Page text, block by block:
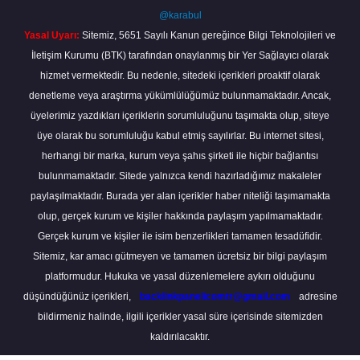
@karabul
Yasal Uyarı: Sitemiz, 5651 Sayılı Kanun gereğince Bilgi Teknolojileri ve
İletişim Kurumu (BTK) tarafından onaylanmış bir Yer Sağlayıcı olarak
hizmet vermektedir. Bu nedenle, sitedeki içerikleri proaktif olarak
denetleme veya araştırma yükümlülüğümüz bulunmamaktadır. Ancak,
üyelerimiz yazdıkları içeriklerin sorumluluğunu taşımakta olup, siteye
üye olarak bu sorumluluğu kabul etmiş sayılırlar. Bu internet sitesi,
herhangi bir marka, kurum veya şahıs şirketi ile hiçbir bağlantısı
bulunmamaktadır. Sitede yalnızca kendi hazırladığımız makaleler
paylaşılmaktadır. Burada yer alan içerikler haber niteliği taşımamakta
olup, gerçek kurum ve kişiler hakkında paylaşım yapılmamaktadır.
Gerçek kurum ve kişiler ile isim benzerlikleri tamamen tesadüfidir.
Sitemiz, kar amacı gütmeyen ve tamamen ücretsiz bir bilgi paylaşım
platformudur. Hukuka ve yasal düzenlemelere aykırı olduğunu
düşündüğünüz içerikleri,
backlinkpanelicomtr@gmail.com
adresine
bildirmeniz halinde, ilgili içerikler yasal süre içerisinde sitemizden
kaldırılacaktır.